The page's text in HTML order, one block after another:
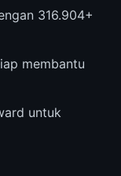
316.904+
membantu
untuk